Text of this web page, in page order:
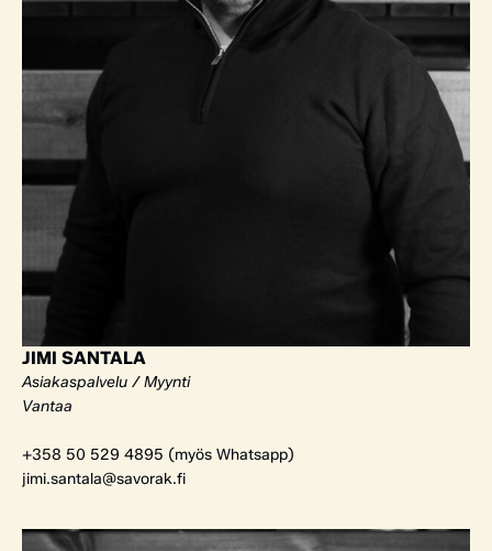
JIMI SANTALA
Asiakaspalvelu / Myynti
Vantaa
+358 50 529 4895 (myös Whatsapp)
jimi.santala@savorak.fi